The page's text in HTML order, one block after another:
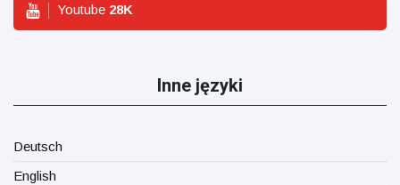
Youtube 28K
Inne języki
Deutsch
English